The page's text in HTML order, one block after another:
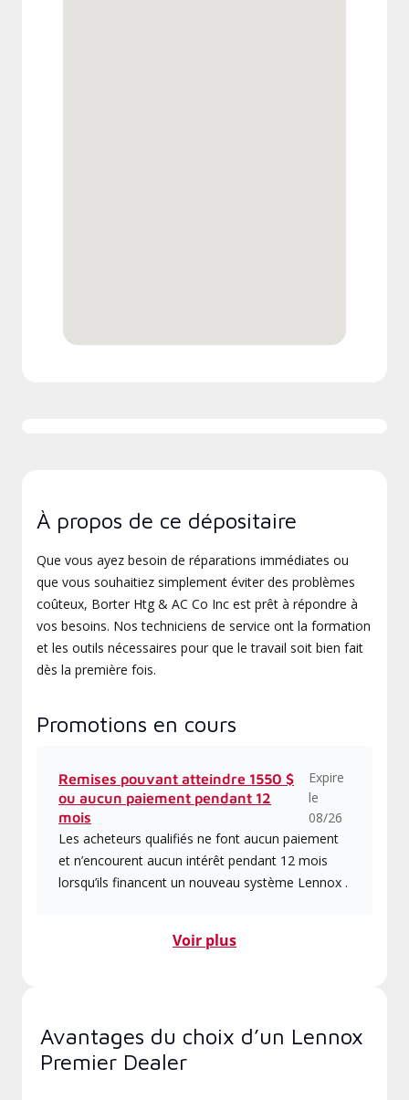
À propos de ce dépositaire
Que vous ayez besoin de réparations immédiates ou
que vous souhaitiez simplement éviter des problèmes
coûteux, Borter Htg & AC Co Inc est prêt à répondre à
vos besoins. Nos techniciens de service ont la formation
et les outils nécessaires pour que le travail soit bien fait
dès la première fois.
Promotions en cours
Remises pouvant atteindre 1550 $
ou aucun paiement pendant 12
mois
Expire
le
08/26
Les acheteurs qualifiés ne font aucun paiement
et n’encourent aucun intérêt pendant 12 mois
lorsqu’ils financent un nouveau système Lennox .
Voir plus
Avantages du choix d’un Lennox
Premier Dealer